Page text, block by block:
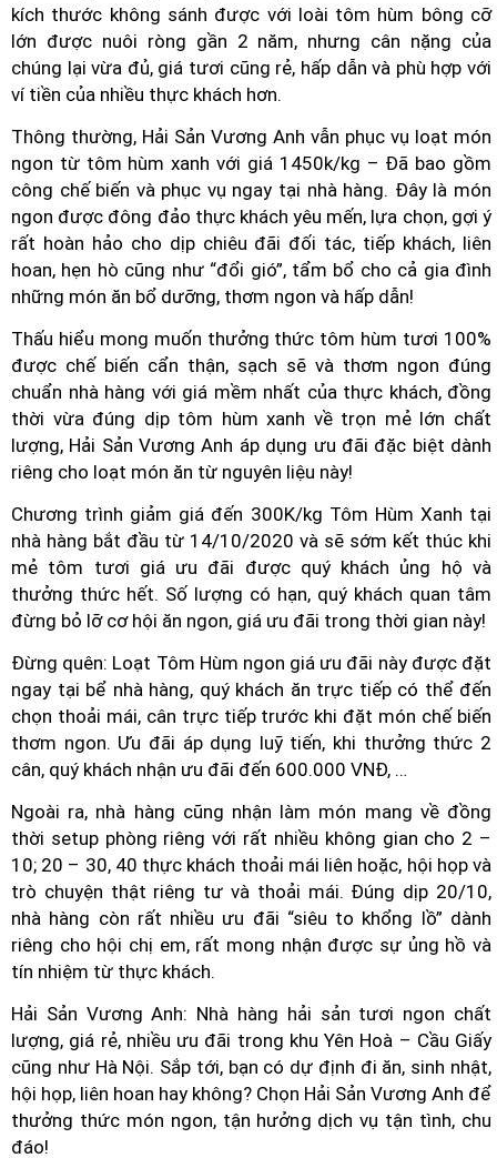
kích thước không sánh được với loài tôm hùm bông cỡ
lớn được nuôi ròng gần 2 năm, nhưng cân nặng của
chúng lại vừa đủ, giá tươi cũng rẻ, hấp dẫn và phù hợp với
ví tiền của nhiều thực khách hơn.
Thông thường, Hải Sản Vương Anh vẫn phục vụ loạt món
ngon từ tôm hùm xanh với giá 1450k/kg – Đã bao gồm
công chế biến và phục vụ ngay tại nhà hàng. Đây là món
ngon được đông đảo thực khách yêu mến, lựa chọn, gợi ý
rất hoàn hảo cho dịp chiêu đãi đối tác, tiếp khách, liên
hoan, hẹn hò cũng như “đổi gió”, tẩm bổ cho cả gia đình
những món ăn bổ dưỡng, thơm ngon và hấp dẫn!
Thấu hiểu mong muốn thưởng thức tôm hùm tươi 100%
được chế biến cẩn thận, sạch sẽ và thơm ngon đúng
chuẩn nhà hàng với giá mềm nhất của thực khách, đồng
thời vừa đúng dịp tôm hùm xanh về trọn mẻ lớn chất
lượng, Hải Sản Vương Anh áp dụng ưu đãi đặc biệt dành
riêng cho loạt món ăn từ nguyên liệu này!
Chương trình giảm giá đến 300K/kg Tôm Hùm Xanh tại
nhà hàng bắt đầu từ 14/10/2020 và sẽ sớm kết thúc khi
mẻ tôm tươi giá ưu đãi được quý khách ủng hộ và
thưởng thức hết. Số lượng có hạn, quý khách quan tâm
đừng bỏ lỡ cơ hội ăn ngon, giá ưu đãi trong thời gian này!
Đừng quên: Loạt Tôm Hùm ngon giá ưu đãi này được đặt
ngay tại bể nhà hàng, quý khách ăn trực tiếp có thể đến
chọn thoải mái, cân trực tiếp trước khi đặt món chế biến
thơm ngon. Ưu đãi áp dụng luỹ tiến, khi thưởng thức 2
cân, quý khách nhận ưu đãi đến 600.000 VNĐ, …
Ngoài ra, nhà hàng cũng nhận làm món mang về đồng
thời setup phòng riêng với rất nhiều không gian cho 2 –
10; 20 – 30, 40 thực khách thoải mái liên hoặc, hội họp và
trò chuyện thật riêng tư và thoải mái. Đúng dịp 20/10,
nhà hàng còn rất nhiều ưu đãi “siêu to khổng lồ” dành
riêng cho hội chị em, rất mong nhận được sự ủng hồ và
tín nhiệm từ thực khách.
Hải Sản Vương Anh: Nhà hàng hải sản tươi ngon chất
lượng, giá rẻ, nhiều ưu đãi trong khu Yên Hoà – Cầu Giấy
cũng như Hà Nội. Sắp tới, bạn có dự định đi ăn, sinh nhật,
hội họp, liên hoan hay không? Chọn Hải Sản Vương Anh để
thưởng thức món ngon, tận hưởng dịch vụ tận tình, chu
đáo!